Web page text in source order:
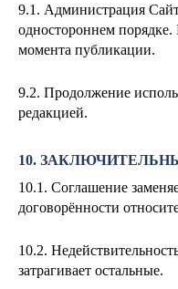
9.1. Администрация
одностороннем
момента публикации.
9.2. Продолжение
редакцией.
10.
10.1. Соглашение
договорённости
10.2.
затрагивает остальные.